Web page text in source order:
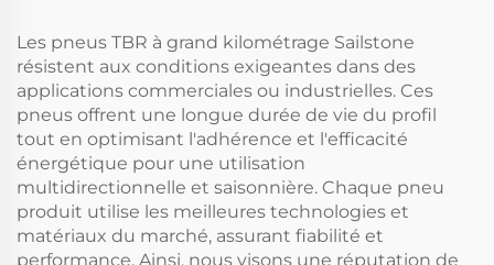
Les pneus TBR à grand kilométrage Sailstone
résistent aux conditions exigeantes dans des
applications commerciales ou industrielles. Ces
pneus offrent une longue durée de vie du profil
tout en optimisant l'adhérence et l'efficacité
énergétique pour une utilisation
multidirectionnelle et saisonnière. Chaque pneu
produit utilise les meilleures technologies et
matériaux du marché, assurant fiabilité et
performance. Ainsi, nous visons une réputation de